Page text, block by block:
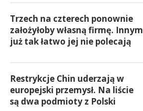
Trzech na czterech ponownie
założyłoby własną firmę. Innym
już tak łatwo jej nie polecają
Restrykcje Chin uderzają w
europejski przemysł. Na liście
są dwa podmioty z Polski